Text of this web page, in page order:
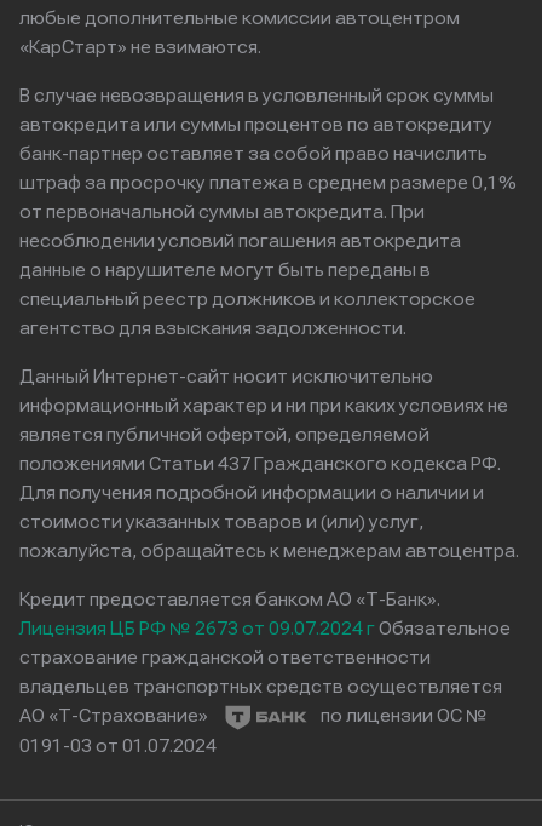
любые дополнительные комиссии автоцентром
«КарСтарт» не взимаются.
В случае невозвращения в условленный срок суммы
автокредита или суммы процентов по автокредиту
банк-партнер оставляет за собой право начислить
штраф за просрочку платежа в среднем размере 0,1%
от первоначальной суммы автокредита. При
несоблюдении условий погашения автокредита
данные о нарушителе могут быть переданы в
специальный реестр должников и коллекторское
агентство для взыскания задолженности.
Данный Интернет-сайт носит исключительно
информационный характер и ни при каких условиях не
является публичной офертой, определяемой
положениями Статьи 437 Гражданского кодекса РФ.
Для получения подробной информации о наличии и
стоимости указанных товаров и (или) услуг,
пожалуйста, обращайтесь к менеджерам автоцентра.
Кредит предоставляется банком АО «Т-Банк».
Лицензия ЦБ РФ № 2673 от 09.07.2024 гОбязательное
страхование гражданской ответственности
владельцев транспортных средств осуществляется
АО «Т-Страхование»
по лицензии ОС №
0191-03 от 01.07.2024